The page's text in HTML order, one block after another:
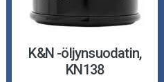
K&N -öljynsuodatin,
KN138